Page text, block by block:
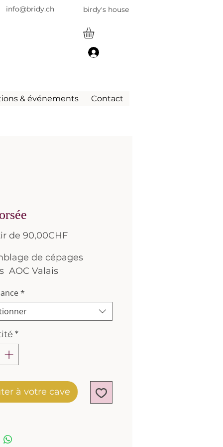
info@bridy.ch birdy's house
& événements Contact
de 90,00CHFPrix
de cépages
AOC Valais
*
*
à votre cave